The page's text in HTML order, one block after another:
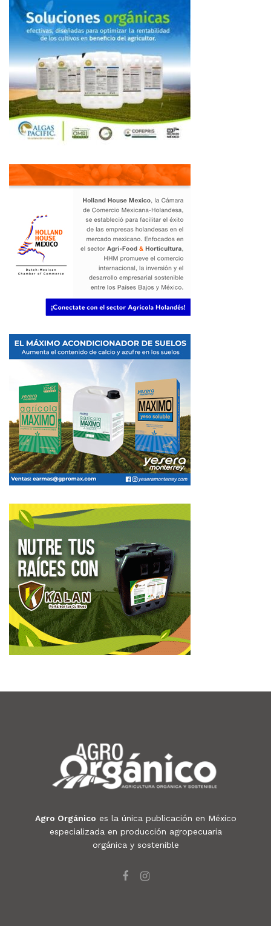
Agro Orgánico es la única publicación en México
especializada en producción agropecuaria
orgánica y sostenible